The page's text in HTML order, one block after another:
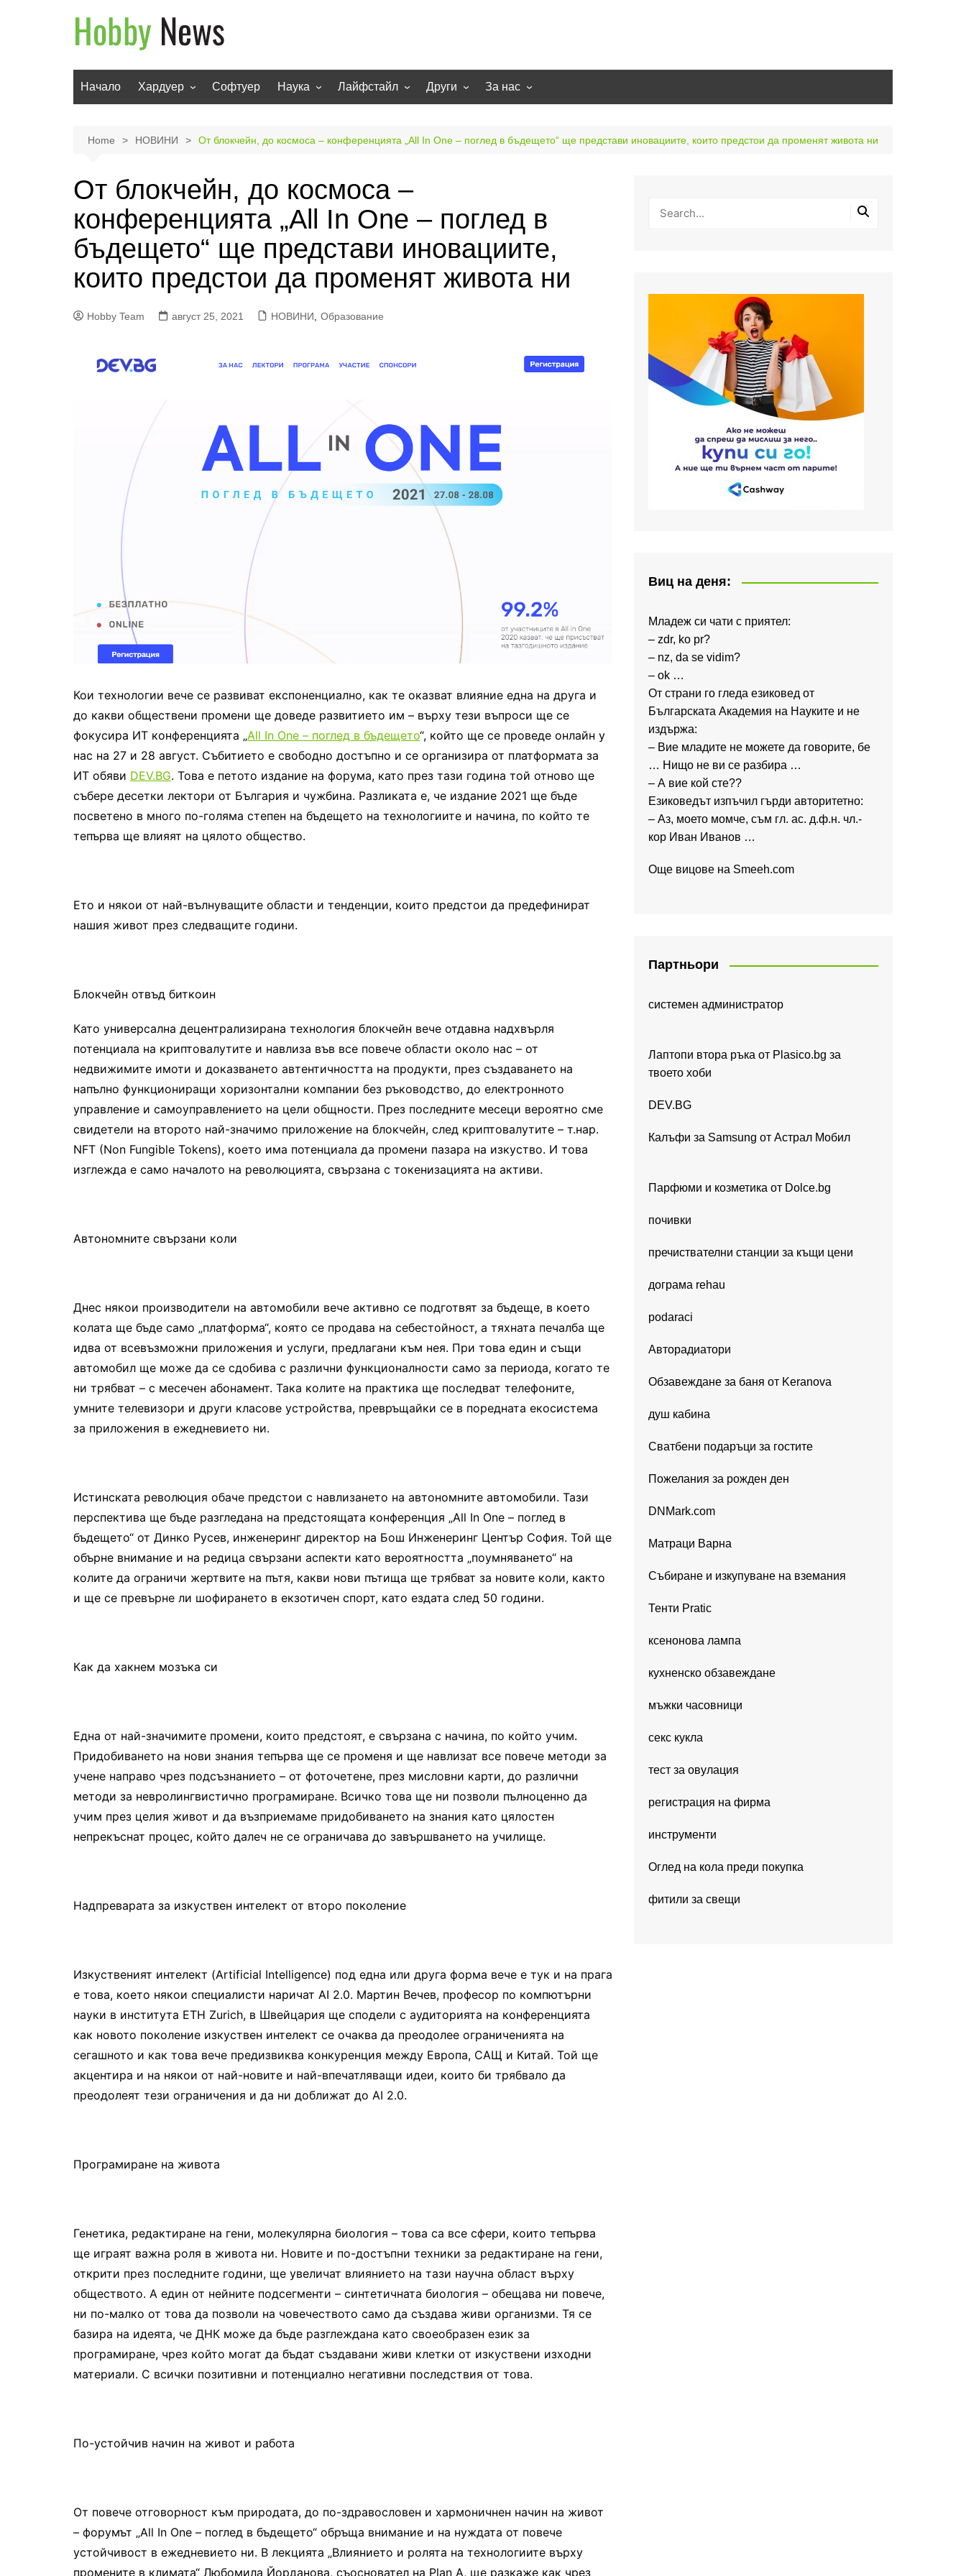
Начало Хардуер
Телевизори
Фото и видео
Софтуер Наука
Роботи
Лайфстайл
Игри
Осветление
Отопление/климатизация
Бизнес
Други
СТАТИИ
UFO
За нас
Контакти
Home НОВИНИ От блокчейн, до космоса – конференцията „All In One – поглед в бъдещето“ ще представи иновациите, които предстои да променят живота ни
От блокчейн, до космоса –
конференцията „All In One – поглед в
бъдещето“ ще представи иновациите,
които предстои да променят живота ни
Hobby Team август 25, 2021 НОВИНИ Образование
Кои технологии вече се развиват експоненциално, как те оказват влияние една на друга и
до какви обществени промени ще доведе развитието им – върху тези въпроси ще се
фокусира ИТ конференцията „All In One – поглед в бъдещето“, който ще се проведе онлайн у
нас на 27 и 28 август. Събитието е свободно достъпно и се организира от платформата за
ИТ обяви DEV.BG. Това е петото издание на форума, като през тази година той отново ще
събере десетки лектори от България и чужбина. Разликата е, че издание 2021 ще бъде
посветено в много по-голяма степен на бъдещето на технологиите и начина, по който те
тепърва ще влияят на цялото общество.
Ето и някои от най-вълнуващите области и тенденции, които предстои да предефинират
нашия живот през следващите години.
Блокчейн отвъд биткоин
Като универсална децентрализирана технология блокчейн вече отдавна надхвърля
потенциала на криптовалутите и навлиза във все повече области около нас – от
недвижимите имоти и доказването автентичността на продукти, през създаването на
напълно функциониращи хоризонтални компании без ръководство, до електронното
управление и самоуправлението на цели общности. През последните месеци вероятно сме
свидетели на второто най-значимо приложение на блокчейн, след криптовалутите – т.нар.
NFT (Non Fungible Tokens), което има потенциала да промени пазара на изкуство. И това
изглежда е само началото на революцията, свързана с токенизацията на активи.
Автономните свързани коли
Днес някои производители на автомобили вече активно се подготвят за бъдеще, в което
колата ще бъде само „платформа“, която се продава на себестойност, а тяхната печалба ще
идва от всевъзможни приложения и услуги, предлагани към нея. При това един и същи
автомобил ще може да се сдобива с различни функционалности само за периода, когато те
ни трябват – с месечен абонамент. Така колите на практика ще последват телефоните,
умните телевизори и други класове устройства, превръщайки се в поредната екосистема
за приложения в ежедневието ни.
Истинската революция обаче предстои с навлизането на автономните автомобили. Тази
перспектива ще бъде разгледана на предстоящата конференция „All In One – поглед в
бъдещето“ от Динко Русев, инженеринг директор на Бош Инженеринг Център София. Той ще
обърне внимание и на редица свързани аспекти като вероятността „поумняването“ на
колите да ограничи жертвите на пътя, какви нови пътища ще трябват за новите коли, както
и ще се превърне ли шофирането в екзотичен спорт, като ездата след 50 години.
Как да хакнем мозъка си
Една от най-значимите промени, които предстоят, е свързана с начина, по който учим.
Придобиването на нови знания тепърва ще се променя и ще навлизат все повече методи за
учене направо чрез подсъзнанието – от фоточетене, през мисловни карти, до различни
методи за невролингвистично програмиране. Всичко това ще ни позволи пълноценно да
учим през целия живот и да възприемаме придобиването на знания като цялостен
непрекъснат процес, който далеч не се ограничава до завършването на училище.
Надпреварата за изкуствен интелект от второ поколение
Изкуственият интелект (Artificial Intelligence) под една или друга форма вече е тук и на прага
е това, което някои специалисти наричат AI 2.0. Мартин Вечев, професор по компютърни
науки в института ETH Zurich, в Швейцария ще сподели с аудиторията на конференцията
как новото поколение изкуствен интелект се очаква да преодолее ограниченията на
сегашното и как това вече предизвиква конкуренция между Европа, САЩ и Китай. Той ще
акцентира и на някои от най-новите и най-впечатляващи идеи, които би трябвало да
преодолеят тези ограничения и да ни доближат до AI 2.0.
Програмиране на живота
Генетика, редактиране на гени, молекулярна биология – това са все сфери, които тепърва
ще играят важна роля в живота ни. Новите и по-достъпни техники за редактиране на гени,
открити през последните години, ще увеличат влиянието на тази научна област върху
обществото. А един от нейните подсегменти – синтетичната биология – обещава ни повече,
ни по-малко от това да позволи на човечеството само да създава живи организми. Тя се
базира на идеята, че ДНК може да бъде разглеждана като своеобразен език за
програмиране, чрез който могат да бъдат създавани живи клетки от изкуствени изходни
материали. С всички позитивни и потенциално негативни последствия от това.
По-устойчив начин на живот и работа
От повече отговорност към природата, до по-здравословен и хармоничнен начин на живот
– форумът „All In One – поглед в бъдещето“ обръща внимание и на нуждата от повече
устойчивост в ежедневието ни. В лекцията „Влиянието и ролята на технологиите върху
промените в климата“ Любомила Йорданова, съосновател на Plan A, ще разкаже как чрез
Виц на деня:
Младеж си чати с приятел:
– zdr, ko pr?
– nz, da se vidim?
– ok …
От страни го гледа езиковед от
Българската Академия на Науките и не
издържа:
– Вие младите не можете да говорите, бе
… Нищо не ви се разбира …
– А вие кой сте??
Езиковедът изпъчил гърди авторитетно:
– Аз, моето момче, съм гл. ас. д.ф.н. чл.-
кор Иван Иванов …
Още вицове на Smeeh.com
Партньори
системен администратор
Лаптопи втора ръка от Plasico.bg за
твоето хоби
DEV.BG
Калъфи за Samsung от Астрал Мобил
Парфюми и козметика от Dolce.bg
почивки
пречиствателни станции за къщи цени
дограма rehau
podaraci
Авторадиатори
Обзавеждане за баня от Keranova
душ кабина
Сватбени подаръци за гостите
Пожелания за рожден ден
DNMark.com
Матраци Варна
Събиране и изкупуване на вземания
Тенти Pratic
ксенонова лампа
кухненско обзавеждане
мъжки часовници
секс кукла
тест за овулация
регистрация на фирма
инструменти
Оглед на кола преди покупка
фитили за свещи